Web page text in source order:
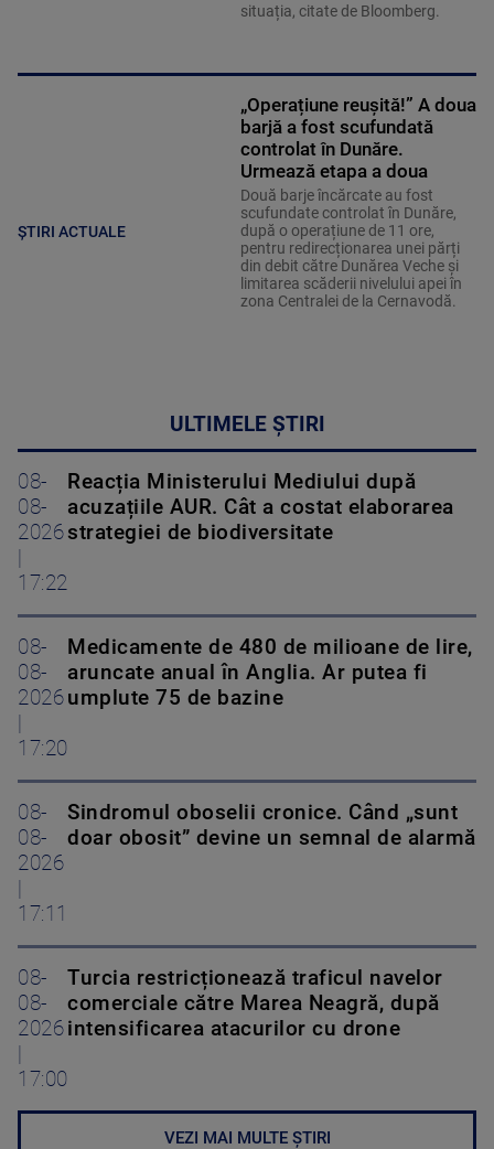
situația, citate de Bloomberg.
ȘTIRI ACTUALE
„Operațiune reușită!” A doua
barjă a fost scufundată
controlat în Dunăre.
Urmează etapa a doua
Două barje încărcate au fost
scufundate controlat în Dunăre,
după o operațiune de 11 ore,
pentru redirecționarea unei părți
din debit către Dunărea Veche și
limitarea scăderii nivelului apei în
zona Centralei de la Cernavodă.
ULTIMELE ȘTIRI
08-
08-
2026
|
17:22
Reacția Ministerului Mediului după
acuzațiile AUR. Cât a costat elaborarea
strategiei de biodiversitate
08-
08-
2026
|
17:20
Medicamente de 480 de milioane de lire,
aruncate anual în Anglia. Ar putea fi
umplute 75 de bazine
08-
08-
2026
|
17:11
Sindromul oboselii cronice. Când „sunt
doar obosit” devine un semnal de alarmă
08-
08-
2026
|
17:00
Turcia restricționează traficul navelor
comerciale către Marea Neagră, după
intensificarea atacurilor cu drone
VEZI MAI MULTE ȘTIRI